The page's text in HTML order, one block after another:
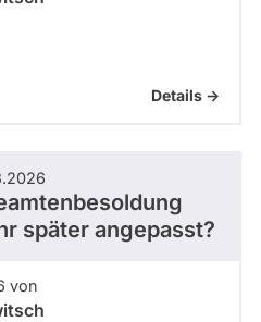
Details ->
später angepasst?
von